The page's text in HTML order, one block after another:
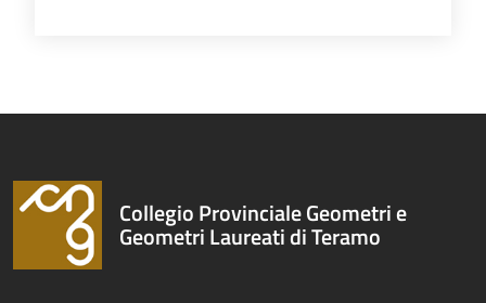
Collegio Provinciale Geometri e
Geometri Laureati di Teramo